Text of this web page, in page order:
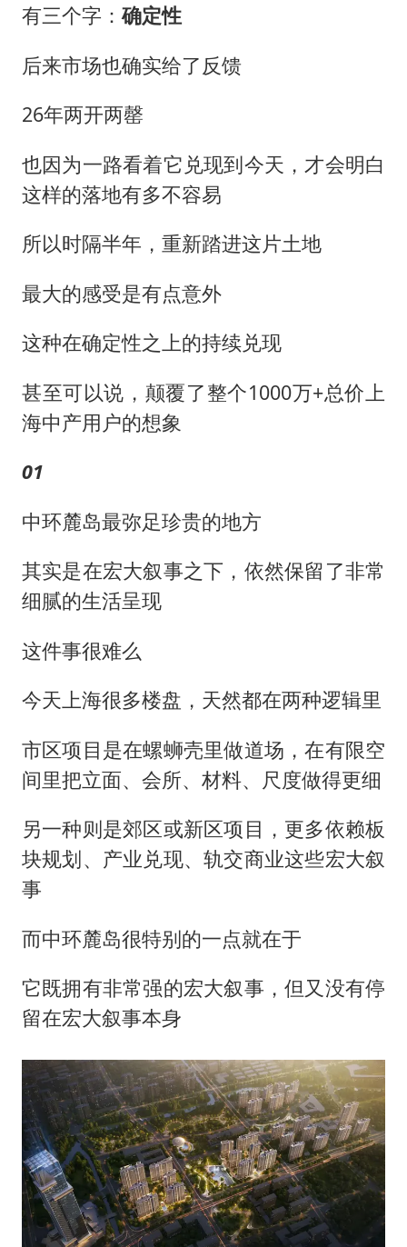
有三个字：确定性
后来市场也确实给了反馈
26年两开两罄
也因为一路看着它兑现到今天，才会明白
这样的落地有多不容易
所以时隔半年，重新踏进这片土地
最大的感受是有点意外
这种在确定性之上的持续兑现
甚至可以说，颠覆了整个1000万+总价上
海中产用户的想象
01
中环麓岛最弥足珍贵的地方
其实是在宏大叙事之下，依然保留了非常
细腻的生活呈现
这件事很难么
今天上海很多楼盘，天然都在两种逻辑里
市区项目是在螺蛳壳里做道场，在有限空
间里把立面、会所、材料、尺度做得更细
另一种则是郊区或新区项目，更多依赖板
块规划、产业兑现、轨交商业这些宏大叙
事
而中环麓岛很特别的一点就在于
它既拥有非常强的宏大叙事，但又没有停
留在宏大叙事本身